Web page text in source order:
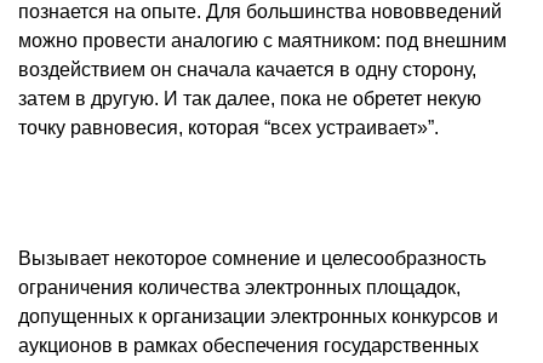
познается на опыте. Для большинства нововведений
можно провести аналогию с маятником: под внешним
воздействием он сначала качается в одну сторону,
затем в другую. И так далее, пока не обретет некую
точку равновесия, которая “всех устраивает»”.
Вызывает некоторое сомнение и целесообразность
ограничения количества электронных площадок,
допущенных к организации электронных конкурсов и
аукционов в рамках обеспечения государственных